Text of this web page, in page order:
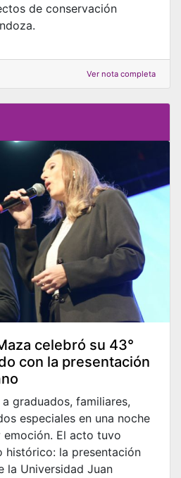
de conservación
Ver nota completa
celebró su 43°
con la presentación
graduados, familiares,
especiales en una noche
El acto tuvo
histórico: la presentación
la Universidad Juan